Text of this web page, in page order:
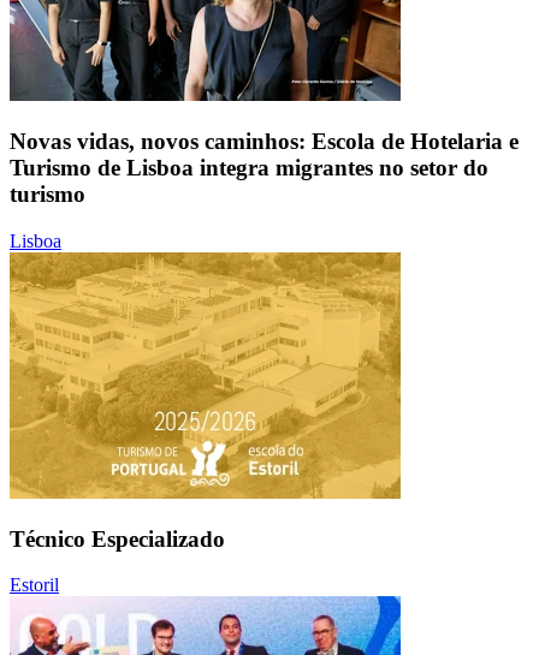
Novas vidas, novos caminhos: Escola de Hotelaria e
Turismo de Lisboa integra migrantes no setor do
turismo
Lisboa
Técnico Especializado
Estoril